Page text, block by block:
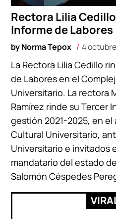
Rectora Lilia
Informe de Labores
byNorma Tepox 4
La Rectora Lilia Cedillo
de Labores en el
Universitario. La rectora
Ramírez rinde su Tercer
gestión 2021-2025, en
Cultural Universitario,
Universitario e invitados
mandatario del estado
Salomón Céspedes